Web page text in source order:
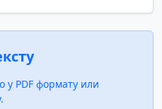
у PDF формату или